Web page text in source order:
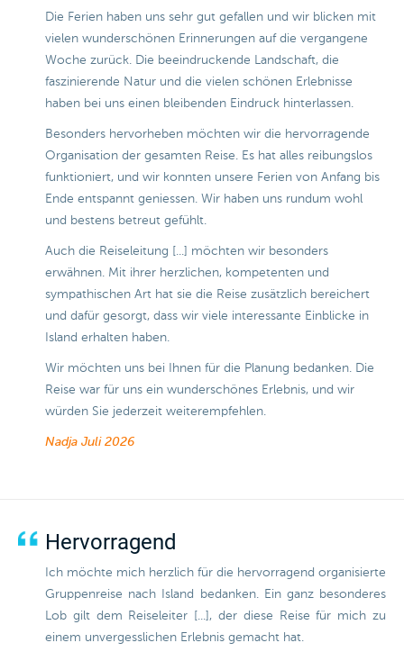
Die Ferien haben uns sehr gut gefallen und wir blicken mit
vielen wunderschönen Erinnerungen auf die vergangene
Woche zurück. Die beeindruckende Landschaft, die
faszinierende Natur und die vielen schönen Erlebnisse
haben bei uns einen bleibenden Eindruck hinterlassen.
Besonders hervorheben möchten wir die hervorragende
Organisation der gesamten Reise. Es hat alles reibungslos
funktioniert, und wir konnten unsere Ferien von Anfang bis
Ende entspannt geniessen. Wir haben uns rundum wohl
und bestens betreut gefühlt.
Auch die Reiseleitung [...] möchten wir besonders
erwähnen. Mit ihrer herzlichen, kompetenten und
sympathischen Art hat sie die Reise zusätzlich bereichert
und dafür gesorgt, dass wir viele interessante Einblicke in
Island erhalten haben.
Wir möchten uns bei Ihnen für die Planung bedanken. Die
Reise war für uns ein wunderschönes Erlebnis, und wir
würden Sie jederzeit weiterempfehlen.
Nadja Juli 2026
Hervorragend
Ich möchte mich herzlich für die hervorragend organisierte
Gruppenreise nach Island bedanken. Ein ganz besonderes
Lob gilt dem Reiseleiter [...], der diese Reise für mich zu
einem unvergesslichen Erlebnis gemacht hat.